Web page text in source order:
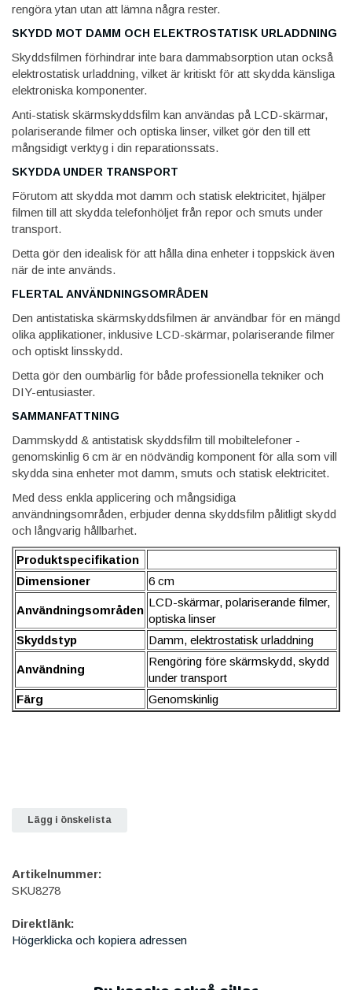
rengöra ytan utan att lämna några rester.
SKYDD MOT DAMM OCH ELEKTROSTATISK URLADDNING
Skyddsfilmen förhindrar inte bara dammabsorption utan också
elektrostatisk urladdning, vilket är kritiskt för att skydda känsliga
elektroniska komponenter.
Anti-statisk skärmskyddsfilm kan användas på LCD-skärmar,
polariserande filmer och optiska linser, vilket gör den till ett
mångsidigt verktyg i din reparationssats.
SKYDDA UNDER TRANSPORT
Förutom att skydda mot damm och statisk elektricitet, hjälper
filmen till att skydda telefonhöljet från repor och smuts under
transport.
Detta gör den idealisk för att hålla dina enheter i toppskick även
när de inte används.
FLERTAL ANVÄNDNINGSOMRÅDEN
Den antistatiska skärmskyddsfilmen är användbar för en mängd
olika applikationer, inklusive LCD-skärmar, polariserande filmer
och optiskt linsskydd.
Detta gör den oumbärlig för både professionella tekniker och
DIY-entusiaster.
SAMMANFATTNING
Dammskydd & antistatisk skyddsfilm till mobiltelefoner -
genomskinlig 6 cm är en nödvändig komponent för alla som vill
skydda sina enheter mot damm, smuts och statisk elektricitet.
Med dess enkla applicering och mångsidiga
användningsområden, erbjuder denna skyddsfilm pålitligt skydd
och långvarig hållbarhet.
Produktspecifikation
Dimensioner
6 cm
Användningsområden
LCD-skärmar, polariserande filmer,
optiska linser
Skyddstyp
Damm, elektrostatisk urladdning
Användning
Rengöring före skärmskydd, skydd
under transport
Färg
Genomskinlig
Lägg i önskelista
Artikelnummer:
SKU8278
Direktlänk:
Högerklicka och kopiera adressen